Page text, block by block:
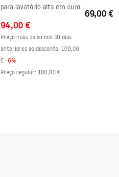
para lavatório alta em ouro
94,00 €
Preço mais baixo nos 30 dias
anteriores ao desconto: 100,00
€ -6%
Preço regular: 100,00 €
69,00 €